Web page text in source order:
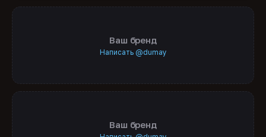
Ваш бренд
Написать @dumay
Ваш бренд